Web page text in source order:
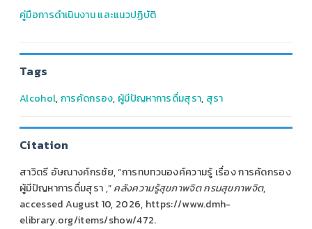
คู่มือการดำเนินงาน และแนวปฏิบัติ
Tags
Alcohol,การคัดกรอง, ผู้มีปัญหาการดื่มสุรา, สุรา
Citation
สาวิตรี อัษณางค์กรชัย, “การทบทวนองค์ความรู้ เรื่อง การคัดกรอง
ผู้มีปัญหาการดื่มสุรา ,”คลังความรู้สุขภาพจิต กรมสุขภาพจิต,
accessed August 10, 2026, https://www.dmh-
elibrary.org/items/show/472.